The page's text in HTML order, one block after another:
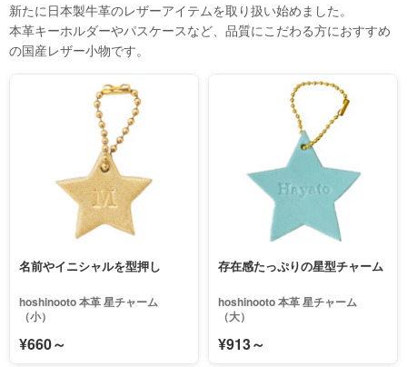
新たに日本製牛革のレザーアイテムを取り扱い始めました。
本革キーホルダーやパスケースなど、品質にこだわる方におすすめ
の国産レザー小物です。
名前やイニシャルを型押し
hoshinooto 本革 星チャーム
（小）
¥660～
存在感たっぷりの星型チャーム
hoshinooto 本革 星チャーム
（大）
¥913～